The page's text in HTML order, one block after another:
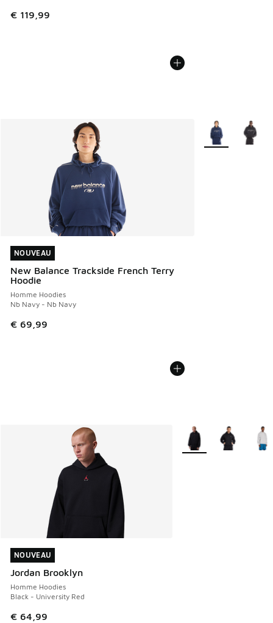
€ 119,99
NOUVEAU
New Balance Trackside French Terry
Hoodie
Homme Hoodies
Nb Navy - Nb Navy
€ 69,99
NOUVEAU
Plus de couleurs
NOUVEAU
Jordan Brooklyn
Homme Hoodies
Black - University Red
€ 64,99
NOUVEAU
Plus de couleurs